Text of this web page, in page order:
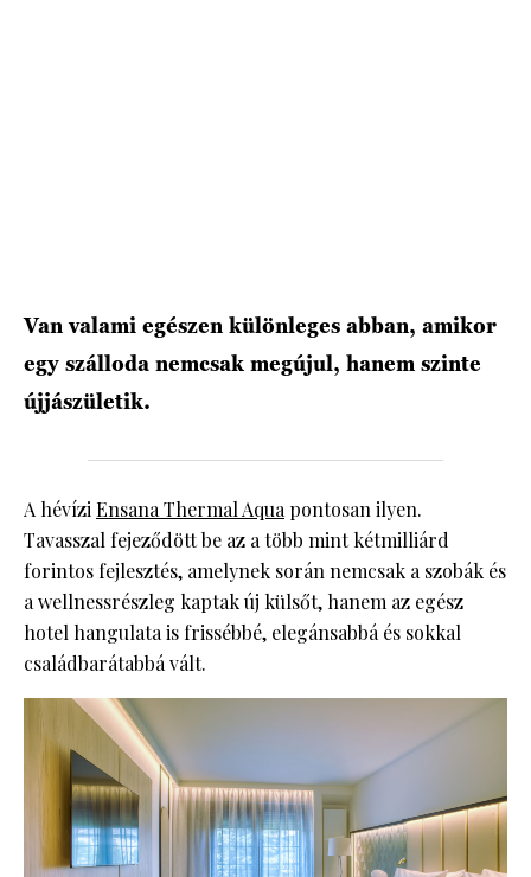
Van valami egészen különleges abban, amikor
egy szálloda nemcsak megújul, hanem szinte
újjászületik.
A hévíziEnsana Thermal Aquapontosan ilyen.
Tavasszal fejeződött be az a több mint kétmilliárd
forintos fejlesztés, amelynek során nemcsak a szobák és
a wellnessrészleg kaptak új külsőt, hanem az egész
hotel hangulata is frissébbé, elegánsabbá és sokkal
családbarátabbá vált.